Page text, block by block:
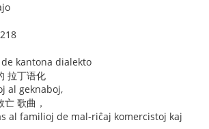
kantona dialekto
拉丁语化
al geknaboj,
歌曲，
al familioj de mal-riĉaj komercistoj kaj